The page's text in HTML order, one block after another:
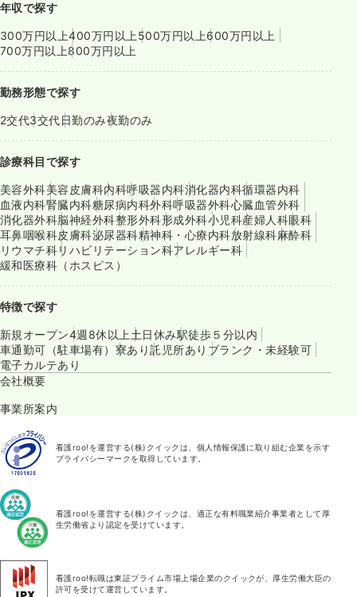
年収で探す
300万円以上400万円以上 500万円以上600万円以上
700万円以上800万円以上
勤務形態で探す
2交代3交代日勤のみ夜勤のみ
診療科目で探す
美容外科美容皮膚科内科呼吸器内科消化器内科循環器内科
血液内科腎臓内科糖尿病内科外科呼吸器外科心臓血管外科
消化器外科脳神経外科整形外科形成外科小児科産婦人科眼科
耳鼻咽喉科皮膚科泌尿器科精神科・心療内科放射線科麻酔科
リウマチ科リハビリテーション科アレルギー科
緩和医療科（ホスピス）
特徴で探す
新規オープン4週8休以上 土日休み駅徒歩５分以内
車通勤可（駐車場有） 寮あり託児所あり ブランク・未経験可
電子カルテあり
会社概要
事業所案内
看護roo!を運営する(株)クイックは、個人情報保護に取り組む企業を示す
プライバシーマークを取得しています。
看護roo!を運営する(株)クイックは、適正な有料職業紹介事業者として厚
生労働省より認定を受けています。
看護roo!転職は東証プライム市場上場企業のクイックが、厚生労働大臣の
許可を受けて運営しています。